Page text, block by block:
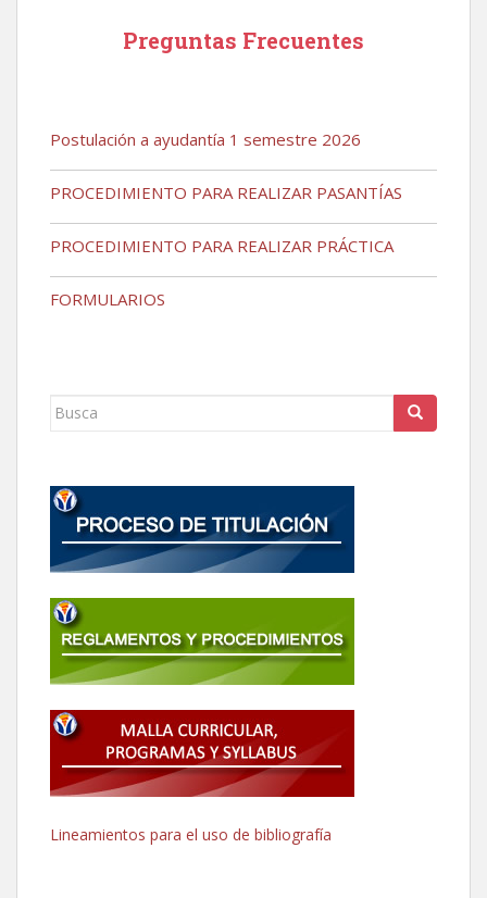
Preguntas Frecuentes
Postulación a ayudantía 1 semestre 2026
PROCEDIMIENTO PARA REALIZAR PASANTÍAS
PROCEDIMIENTO PARA REALIZAR PRÁCTICA
FORMULARIOS
Buscar:
Lineamientos para el uso de bibliografía